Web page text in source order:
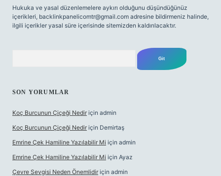
Hukuka ve yasal düzenlemelere aykırı olduğunu düşündüğünüz
içerikleri, backlinkpanelicomtr@gmail.com adresine bildirmeniz halinde,
ilgili içerikler yasal süre içerisinde sitemizden kaldırılacaktır.
SON YORUMLAR
Koç Burcunun Çiçeği Nedir için admin
Koç Burcunun Çiçeği Nedir için Demirtaş
Emrine Çek Hamiline Yazılabilir Mi için admin
Emrine Çek Hamiline Yazılabilir Mi için Ayaz
Çevre Sevgisi Neden Önemlidir için admin